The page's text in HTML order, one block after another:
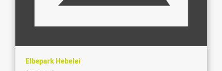
Elbepark Hebelei